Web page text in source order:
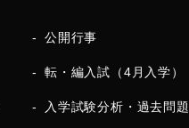
公開行事
転・編入試（4月入学）
入学試験分析・過去問題